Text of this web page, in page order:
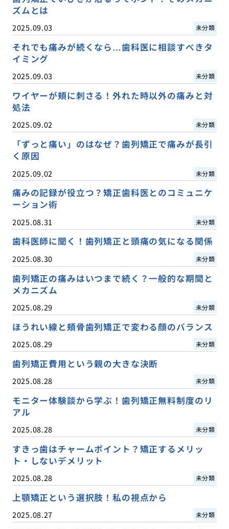
ズムとは
2025.09.03 未分類
それでも痛みが続くなら…歯科医に相談すべきタ
イミング
2025.09.03 未分類
ワイヤーが頬に刺さる！外れた時以外の痛みと対
処法
2025.09.02 未分類
「ずっと痛い」のはなぜ？歯列矯正で痛みが長引
く原因
2025.09.02 未分類
痛みの記録が役立つ？矯正歯科医とのコミュニケ
ーション術
2025.08.31 未分類
歯科医師に聞く！歯列矯正と頭痛の気になる関係
2025.08.30 未分類
歯列矯正の痛みはいつまで続く？一般的な期間と
メカニズム
2025.08.29 未分類
ほうれい線と頬骨歯列矯正で変わる顔のバランス
2025.08.29 未分類
歯列矯正費用という親の大きな決断
2025.08.28 未分類
モニター体験談から学ぶ！歯列矯正無料制度のリ
アル
2025.08.28 未分類
すきっ歯はチャームポイント？矯正するメリッ
ト・しないデメリット
2025.08.28 未分類
上顎矯正という選択肢！私の視点から
2025.08.27 未分類